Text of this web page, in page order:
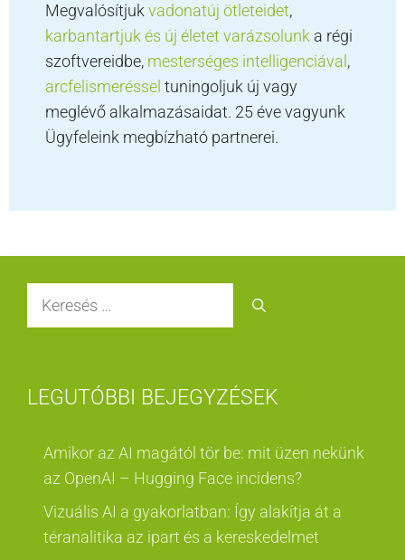
Megvalósítjukvadonatúj ötleteidet,
karbantartjuk és új életet varázsolunk a régi
szoftvereidbe, mesterséges intelligenciával ,
arcfelismeréssel tuningoljuk új vagy
meglévő alkalmazásaidat. 25 éve vagyunk
Ügyfeleink megbízható partnerei.
Keresés:
LEGUTÓBBI BEJEGYZÉSEK
Amikor az AI magától tör be: mit üzen nekünk
az OpenAI – Hugging Face incidens?
Vizuális AI a gyakorlatban: Így alakítja át a
téranalitika az ipart és a kereskedelmet